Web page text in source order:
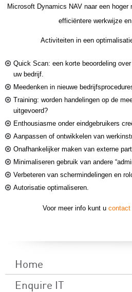
Microsoft Dynamics NAV naar een
efficiëntere werkwijze
Activiteiten in een
Quick Scan: een korte beoordeling
uw bedrijf.
Meedenken in nieuwe
Training: worden handelingen op de
uitgevoerd?
Enthousiasme onder eindgebruikers
Aanpassen of ontwikkelen van
Onafhankelijker maken van externe
Minimaliseren gebruik van andere
Verbeteren van schermindelingen en
Autorisatie optimaliseren.
Voor meer infokunt u contact
Home
Enquire IT